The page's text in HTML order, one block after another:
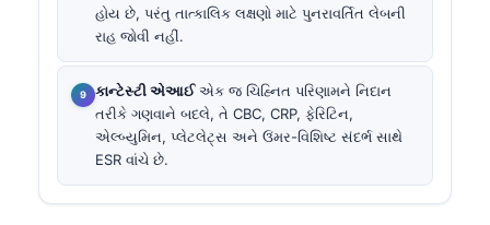
હોય છે, પરંતુ તાત્કાલિક લક્ષણો માટે પુનરાવર્તિત લેબની
રાહ જોવી નહીં.
કાન્ટેસ્ટી એઆઈએક જ ચિહ્નિત પરિણામને નિદાન
તરીકે ગણવાને બદલે, તે CBC, CRP, ફેરિટિન,
એલ્બ્યુમિન, પ્લેટલેટ્સ અને ઉંમર-વિશિષ્ટ સંદર્ભ સાથે
ESR વાંચે છે.